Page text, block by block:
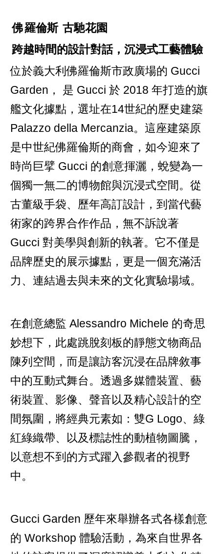
佛羅倫斯 古馳花園
跨越時間的設計對話，沉浸式工藝體驗
位於義大利佛羅倫斯市政廣場的 Gucci
Garden， 是 Gucci 於 2018 年打造的旗
艦文化據點，選址在14世紀的歷史建築
Palazzo della Mercanzia。這座建築原
是中世紀佛羅倫斯的商會，如今迎來了
時尚巨擘 Gucci 的創意揮灑，蛻變為一
個獨一無二的博物館與沉浸式空間。從
古董級手袋、歷年高訂設計，到當代藝
術家的跨界合作作品，無不訴說著
Gucci 對美學與創新的執著。它不僅是
品牌歷史的展示據點，更是一個充滿活
力、連結過去與未來的文化實驗場域。
在創意總監 Alessandro Michele 的奇思
妙想下，此處跳脫刻板的靜態文物商品
陳列空間，而是讓訪客沉浸在品牌敘事
中的互動式舞台。透過多媒體裝置、藝
術裝置、影像、聲音以及精心設計的空
間氛圍，將經典元素如：雙G Logo、綠
紅綠織帶、以及標誌性的動植物圖騰，
以意想不到的方式躍入參觀者的視野
中。
Gucci Garden 歷年來舉辦各式各樣創意
的 Workshop 體驗活動，為來自世界各